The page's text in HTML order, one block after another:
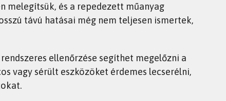
melegítsük, és a repedezett műanyag
távú hatásai még nem teljesen ismertek,
ellenőrzése segíthet megelőzni a
vagy sérült eszközöket érdemes lecserélni,